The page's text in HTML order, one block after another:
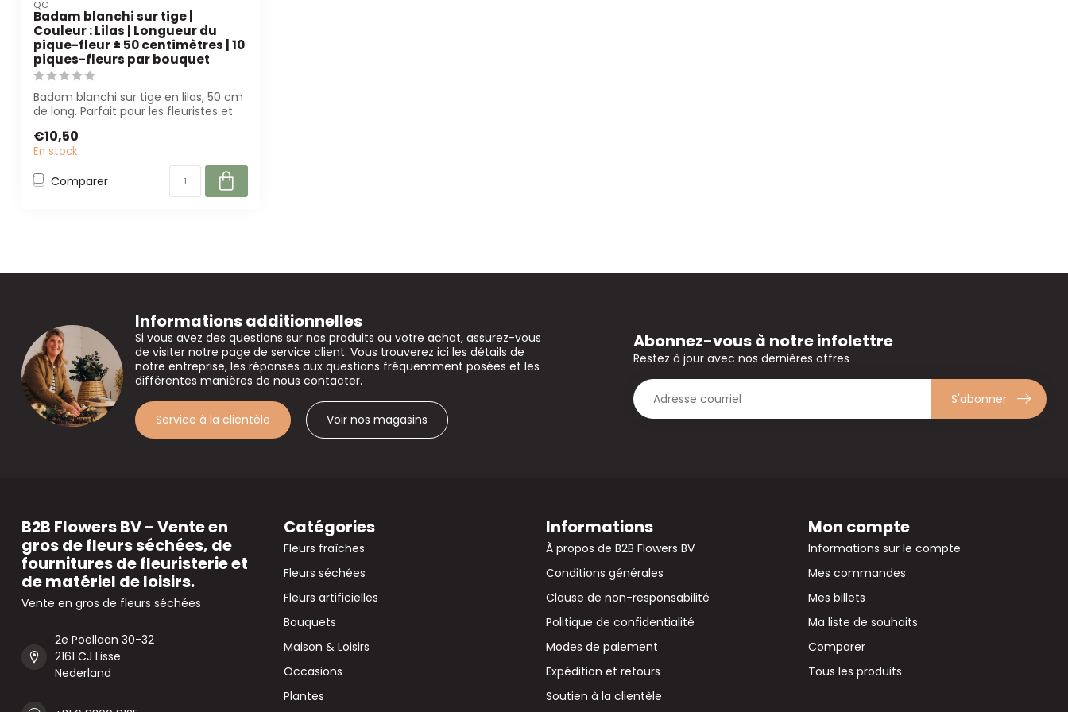
QC
Badam blanchi sur tige |
Couleur : Lilas | Longueur du
pique-fleur ± 50 centimètres | 10
piques-fleurs par bouquet
Badam blanchi sur tige en lilas, 50 cm
de long. Parfait pour les fleuristes et
€10,50
En stock
Comparer
Informations additionnelles
Si vous avez des questions sur nos produits ou votre achat, assurez-vous
de visiter notre page de service client. Vous trouverez ici les détails de
notre entreprise, les réponses aux questions fréquemment posées et les
différentes manières de nous contacter.
Service à la clientèle Voir nos magasins
Abonnez-vous à notre infolettre
Restez à jour avec nos dernières offres
S'abonner
B2B Flowers BV - Vente en
gros de fleurs séchées, de
fournitures de fleuristerie et
de matériel de loisirs.
Vente en gros de fleurs séchées
2e Poellaan 30-32
2161 CJ Lisse
Nederland
Catégories
Fleurs fraîches
Fleurs séchées
Fleurs artificielles
Bouquets
Maison & Loisirs
Occasions
Plantes
Informations
À propos de B2B Flowers BV
Conditions générales
Clause de non-responsabilité
Politique de confidentialité
Modes de paiement
Expédition et retours
Soutien à la clientèle
Mon compte
Informations sur le compte
Mes commandes
Mes billets
Ma liste de souhaits
Comparer
Tous les produits